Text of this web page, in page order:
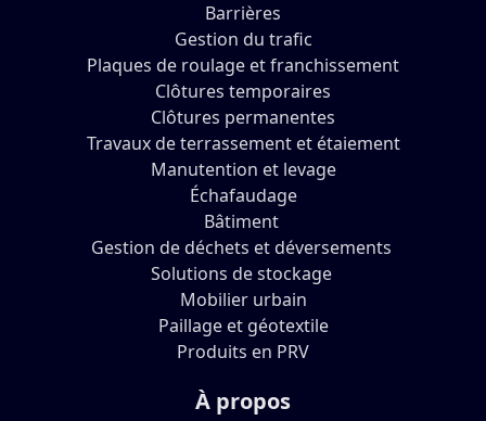
Barrières
Gestion du trafic
Plaques de roulage et franchissement
Clôtures temporaires
Clôtures permanentes
Travaux de terrassement et étaiement
Manutention et levage
Échafaudage
Bâtiment
Gestion de déchets et déversements
Solutions de stockage
Mobilier urbain
Paillage et géotextile
Produits en PRV
À propos